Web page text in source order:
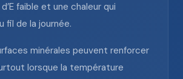
faible et une chaleur qui
fil de la journée.
minérales peuvent renforcer
lorsque la température